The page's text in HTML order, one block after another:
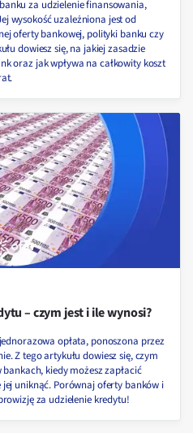
za udzielenie finansowania,
wysokość uzależniona jest od
oferty bankowej, polityki banku czy
dowiesz się, na jakiej zasadzie
oraz jak wpływa na całkowity koszt
– czym jest i ile wynosi?
opłata, ponoszona przez
Z tego artykułu dowiesz się, czym
kiedy możesz zapłacić
uniknąć. Porównaj oferty banków i
za udzielenie kredytu!